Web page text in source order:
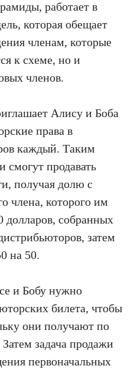
работает в
которая обещает
членам, которые
к схеме, но и
членов.
Алису и Боба
права в
каждый. Таким
смогут продавать
получая долю с
члена, которого им
долларов, собранных
затем
на 50.
и Бобу нужно
билета, чтобы
они получают по
задача продажи
первоначальных